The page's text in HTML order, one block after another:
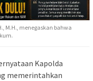
M.H., menegaskan bahwa
Kapolda
memerintahkan